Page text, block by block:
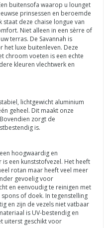
buitensofa waarop u lounget
prinsessen en beroemde
deze chaise longue van
Niet alleen in een sèrre of
terras. De Savannah is
luxe buitenleven. Deze
chroom voeten is een echte
kleuren vlechtwerk en
lichtgewicht aluminium
geheel. Dit maakt onze
zorgt de
is.
hoogwaardig en
een kunststofvezel. Het heeft
rotan maar heeft veel meer
gevoelig voor
en eenvoudig te reinigen met
of doek. In tegenstelling
en zijn de vezels niet vatbaar
is UV-bestendig en
uiterst geschikt voor